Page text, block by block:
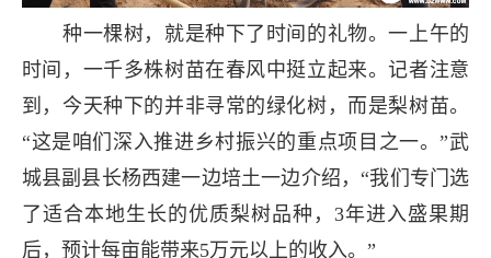
种一棵树，就是种下了时间的礼物。一上午的
时间，一千多株树苗在春风中挺立起来。记者注意
到，今天种下的并非寻常的绿化树，而是梨树苗。
“这是咱们深入推进乡村振兴的重点项目之一。”武
城县副县长杨西建一边培土一边介绍，“我们专门选
了适合本地生长的优质梨树品种，3年进入盛果期
后，预计每亩能带来5万元以上的收入。”